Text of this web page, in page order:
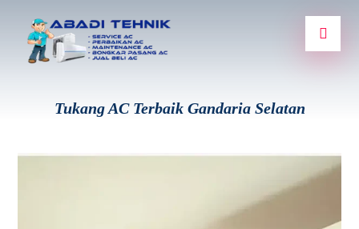
Tukang AC Terbaik Gandaria Selatan